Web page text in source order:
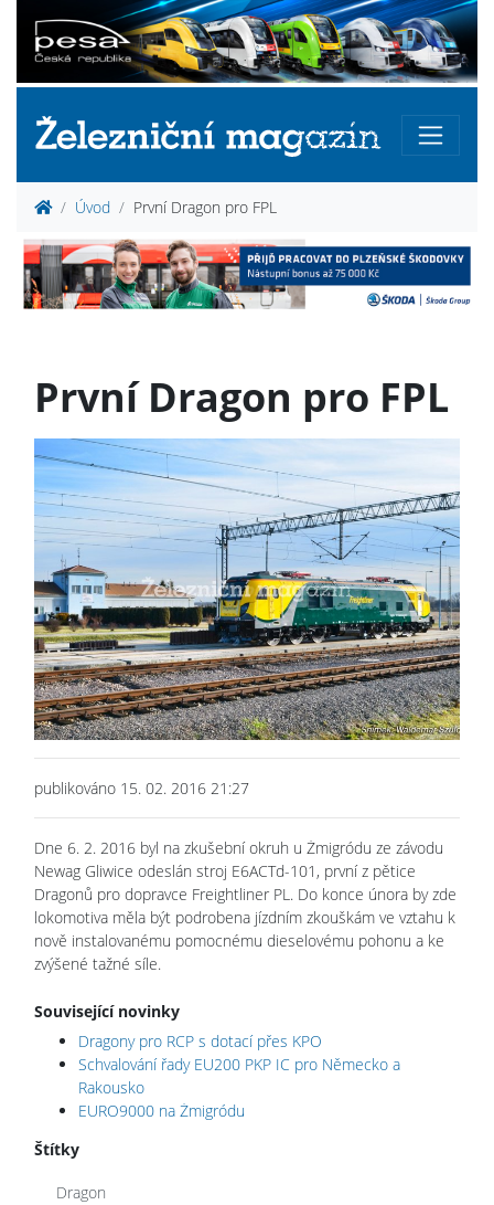
Úvod První Dragon pro FPL
První Dragon pro FPL
publikováno 15. 02. 2016 21:27
Dne 6. 2. 2016 byl na zkušební okruh u Żmigródu ze závodu
Newag Gliwice odeslán stroj E6ACTd-101, první z pětice
Dragonů pro dopravce Freightliner PL. Do konce února by zde
lokomotiva měla být podrobena jízdním zkouškám ve vztahu k
nově instalovanému pomocnému dieselovému pohonu a ke
zvýšené tažné síle.
Související novinky
Dragony pro RCP s dotací přes KPO
Schvalování řady EU200 PKP IC pro Německo a
Rakousko
EURO9000 na Żmigródu
Štítky
Dragon